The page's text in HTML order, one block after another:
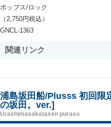
ポップス/ロック
（2,750円税込）
GNCL-1363
関連リンク
浦島坂田船/Plusss 初回限
の坂田。ver.]
Urashimasakatasen purasu